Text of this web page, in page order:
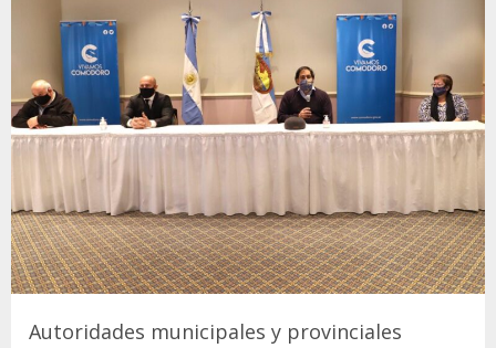
Autoridades municipales y provinciales